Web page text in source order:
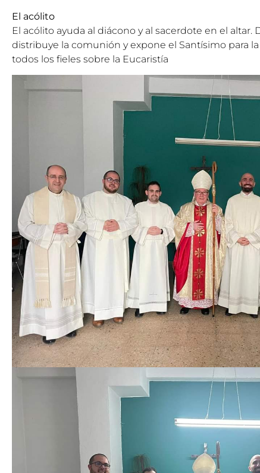
El acólito
El acólito ayuda al diácono y al sacerdote en el altar.
distribuye la comunión y expone el Santísimo para
todos los fieles sobre la Eucaristía